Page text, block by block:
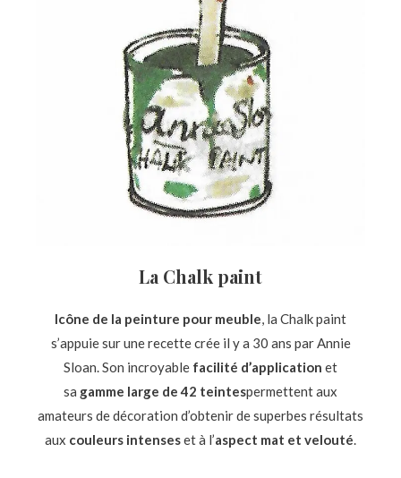
La Chalk paint
Icône de la peinture pour meuble, la Chalk paint
s’appuie sur une recette crée il y a 30 ans par Annie
Sloan. Son incroyable facilité d’application et
sa gamme large de 42 teintespermettent aux
amateurs de décoration d’obtenir de superbes résultats
aux couleurs intenseset à l’aspect mat et velouté.